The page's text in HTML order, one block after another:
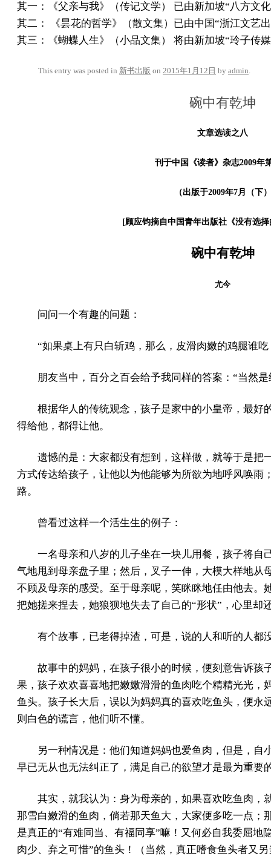
其一：《父亲与我》（传记文学） 已由新加坡“八方文
其二： 《昙花的哲学》（散文集）已由中国“浙江文艺
其三：《蝴蝶人生》（小品文集） 将由新加坡“玲子传
This entry was posted in 新书出版 on 2015年1月12日 by admin.
碗中有乾坤
文章选读之八
刊于中国《读者》杂志2009年
（出版于2009年7月（下）
[顾应钧摘自中国青年出版社《没有选
碗中有乾坤
尤今
问问一个有趣的问题：
“如果桌上有只白斩鸡，那么，皮滑肉嫩的鸡腿谁吃
朋友当中，百分之百会给予我同样的答案：“当然
根据华人的传统观念，孩子是家中的小皇帝，最好
得给他，都得让他。
遗憾的是：大家都没有想到，这样做，就等于是把
方式传达给孩子，让他以为他能够为所欲为地呼风唤雨
路。
曾看过这样一个活生生的例子：
一名母亲和八岁的儿子坐在一块儿用餐，孩子将自
气地甩到母亲盘子里；然后，叉子一伸，大模大样地从
不顾及母亲的感受。至于母亲呢，笑眯眯地任由他去。
把她搓来捏去，她狼狈地失去了自己的“形状”，心里
有个故事，已老得掉渣，可是，说的人和听的人都
故事中的妈妈，在孩子很小的时候，便刻意告诉孩
果，孩子欢欢喜喜地把嫩嫩滑滑的鱼肉吃个精精光光，
鱼头。孩子长大后，误以为妈妈真的喜欢吃鱼头，便永
则白色的谎言，他们听不懂。
另一种情况是：他们知道妈妈也爱鱼肉，但是，自
早已无从也无法纠正了，满足自己的欲望才是最为重要
其实，就我认为：身为母亲的，如果喜欢吃鱼肉，
那雪白嫩滑的鱼肉，倘若那天鱼大，大家便多吃一点；
是真正的“有难同当、有福同享”嘛！又何必自我委屈地
肉少、弃之可惜”的鱼头！（当然，真正嗜食鱼头者又